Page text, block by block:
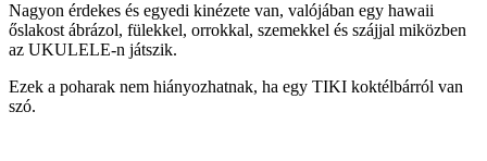
Nagyon érdekes és egyedi kinézete van, valójában egy hawaii
őslakost ábrázol, fülekkel, orrokkal, szemekkel és szájjal miközben
az UKULELE-n játszik.
Ezek a poharak nem hiányozhatnak, ha egy TIKI koktélbárról van
szó.